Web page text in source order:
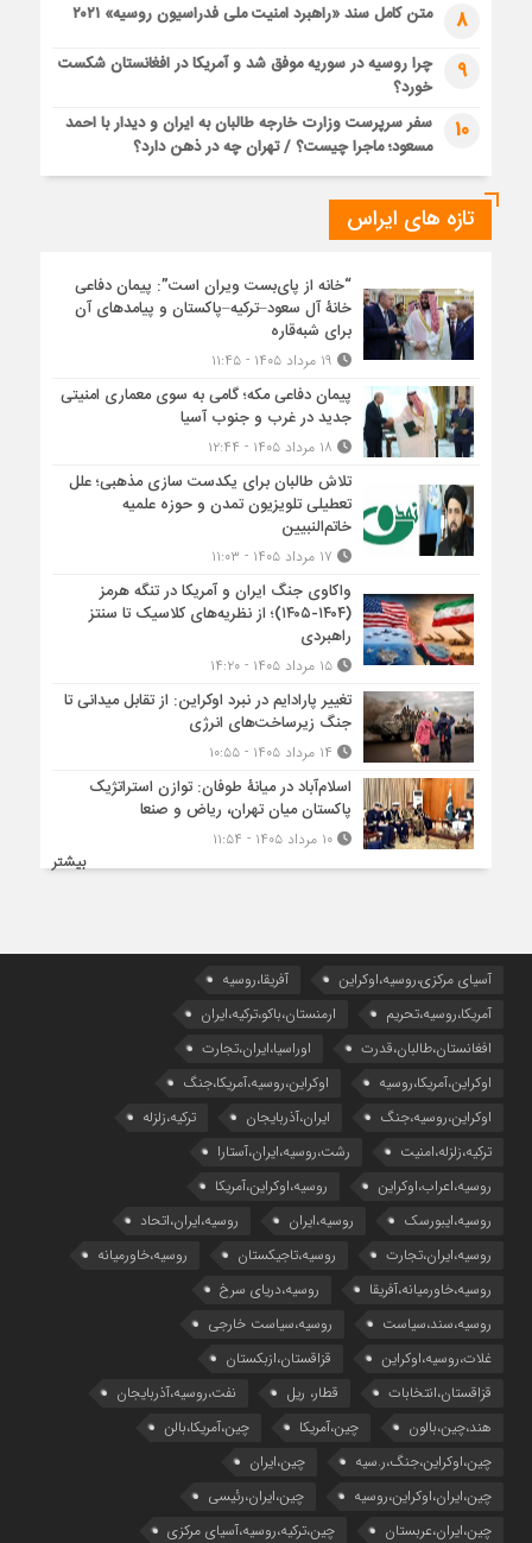
8 متن کامل سند «راهبرد امنیت ملی فدراسیون روسیه» ۲۰۲۱
9
چرا روسیه در سوریه موفق شد و آمریکا در افغانستان شکست
خورد؟
10
سفر سرپرست وزارت خارجه طالبان به ایران و دیدار با احمد
مسعود؛ ماجرا چیست؟ / تهران چه در ذهن دارد؟
تازه های ایراس
“خانه از پای‌بست ویران است”: پیمان دفاعی
خانۀ آل سعود–ترکیه–پاکستان و پیامدهای آن
برای شبه‌قاره
پیمان دفاعی مکه؛ گامی به سوی معماری امنیتی
جدید در غرب و جنوب آسیا
تلاش طالبان برای یکدست سازی مذهبی؛ علل
تعطیلی تلویزیون تمدن و حوزه علمیه
خاتم‌النبیین
واکاوی جنگ ایران و آمریکا در تنگه هرمز
(۱۴۰۴-۱۴۰۵)؛ از نظریه‌های کلاسیک تا سنتز
راهبردی
۱۵ مرداد ۱۴۰۵ - ۱۴:۲۰
تغییر پارادایم در نبرد اوکراین: از تقابل میدانی تا
جنگ زیرساخت‌های انرژی
اسلام‌آباد در میانۀ طوفان: توازن استراتژیک
پاکستان میان تهران، ریاض و صنعا
۱۰ مرداد ۱۴۰۵ - ۱۱:۵۴
بیشتر
آسیای مرکزی،روسیه،اوکراین
آفریقا،روسیه
آمریکا،روسیه،تحریم
ارمنستان،باکو،ترکیه،ایران
افغانستان،طالبان،قدرت
اوراسیا،ایران،تجارت
اوکراین،آمریکا،روسیه
اوکراین،روسیه،آمریکا،جنگ
اوکراین،روسیه،جنگ
ایران،آذربایجان
ترکیه،زلزله
ترکیه،زلزله،امنیت
رشت،روسیه،ایران،آستارا
روسیه،اعراب،اوکراین
روسیه،اوکراین،آمریکا
روسیه،ایبورسک
روسیه،ایران
روسیه،ایران،اتحاد
روسیه،ایران،تجارت
روسیه،تاجیکستان
روسیه،خاورمیانه
روسیه،خاورمیانه،آفریقا
روسیه،دریای سرخ
روسیه،سند،سیاست
روسیه،سیاست خارجی
غلات،روسیه،اوکراین
قزاقستان،ازبکستان
قزاقستان،انتخابات
قطار، ریل
نفت،روسیه،آذربایجان
هند،چین،بالون
چین،آمریکا
چین،آمریکا،بالن
چین،اوکراین،جنگ،ر.سیه
چین،ایران
چین،ایران،اوکراین،روسیه
چین،ایران،رئیسی
چین،ایران،عربستان
چین،ترکیه،روسیه،آسیای مرکزی